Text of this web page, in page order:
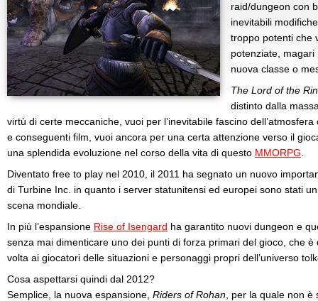
raid/dungeon con
inevitabili
troppo potenti che
potenziate, magari
nuova classe o
The Lord of the
distinto dalla
virtù di certe meccaniche, vuoi per l’inevitabile fascino
e conseguenti film, vuoi ancora per una certa attenzione verso il
una splendida evoluzione nel corso della vita di questo MMORPG
Diventato free to play nel 2010, il 2011 ha segnato un nuovo
di Turbine Inc. in quanto i server statunitensi ed europei sono stati
scena mondiale.
In più l’espansione Rise of Isengard ha garantito nuovi dungeon e
senza mai dimenticare uno dei punti di forza primari del gioco, che
volta ai giocatori delle situazioni e personaggi propri dell’universo
Cosa aspettarsi quindi dal 2012?
Semplice, la nuova espansione, Riders of Rohan , per la quale non